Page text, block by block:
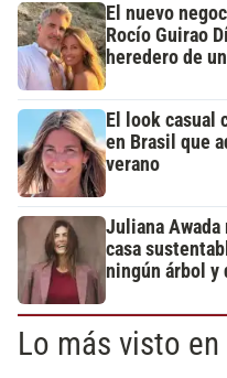
El nuevo
Rocío Guirao
heredero de
El look casual
en Brasil que
verano
Juliana
casa
ningún árbol y
Lo más visto en